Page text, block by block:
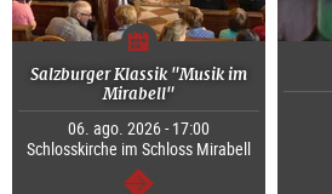
Salzburger Klassik "Musik im
Mirabell"
06. ago. 2026 - 17:00
Schlosskirche im Schloss Mirabell